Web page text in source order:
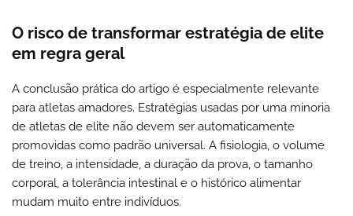
O risco de transformar estratégia de elite
em regra geral
A conclusão prática do artigo é especialmente relevante
para atletas amadores. Estratégias usadas por uma minoria
de atletas de elite não devem ser automaticamente
promovidas como padrão universal. A fisiologia, o volume
de treino, a intensidade, a duração da prova, o tamanho
corporal, a tolerância intestinal e o histórico alimentar
mudam muito entre indivíduos.